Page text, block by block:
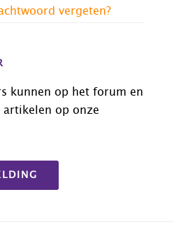
vergeten?
kunnen op het forum en
artikelen op onze